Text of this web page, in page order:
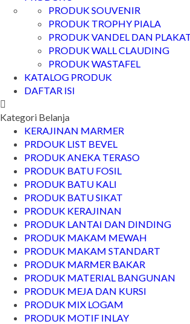
PRODUK SOUVENIR
PRODUK TROPHY PIALA
PRODUK VANDEL DAN
PRODUK WALL CLAUDING
PRODUK WASTAFEL
KATALOG PRODUK
DAFTAR ISI
Kategori Belanja
KERAJINAN MARMER
PRDOUK LIST BEVEL
PRODUK ANEKA TERASO
PRODUK BATU FOSIL
PRODUK BATU KALI
PRODUK BATU SIKAT
PRODUK KERAJINAN
PRODUK LANTAI DAN DINDING
PRODUK MAKAM MEWAH
PRODUK MAKAM STANDART
PRODUK MARMER BAKAR
PRODUK MATERIAL BANGUNAN
PRODUK MEJA DAN KURSI
PRODUK MIX LOGAM
PRODUK MOTIF INLAY